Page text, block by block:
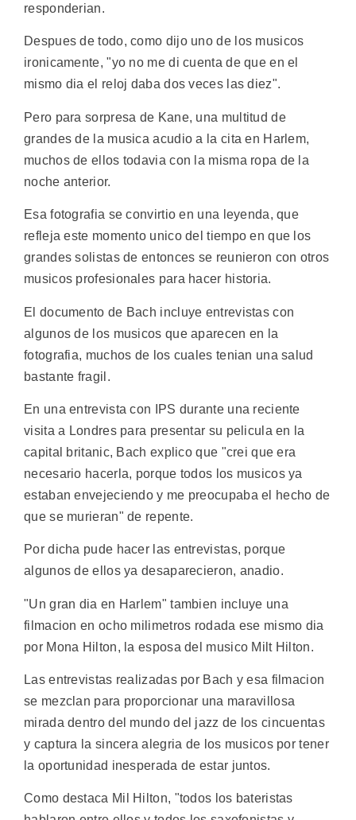
responderian.
Despues de todo, como dijo uno de los musicos
ironicamente, "yo no me di cuenta de que en el
mismo dia el reloj daba dos veces las diez".
Pero para sorpresa de Kane, una multitud de
grandes de la musica acudio a la cita en Harlem,
muchos de ellos todavia con la misma ropa de la
noche anterior.
Esa fotografia se convirtio en una leyenda, que
refleja este momento unico del tiempo en que los
grandes solistas de entonces se reunieron con otros
musicos profesionales para hacer historia.
El documento de Bach incluye entrevistas con
algunos de los musicos que aparecen en la
fotografia, muchos de los cuales tenian una salud
bastante fragil.
En una entrevista con IPS durante una reciente
visita a Londres para presentar su pelicula en la
capital britanic, Bach explico que "crei que era
necesario hacerla, porque todos los musicos ya
estaban envejeciendo y me preocupaba el hecho de
que se murieran" de repente.
Por dicha pude hacer las entrevistas, porque
algunos de ellos ya desaparecieron, anadio.
"Un gran dia en Harlem" tambien incluye una
filmacion en ocho milimetros rodada ese mismo dia
por Mona Hilton, la esposa del musico Milt Hilton.
Las entrevistas realizadas por Bach y esa filmacion
se mezclan para proporcionar una maravillosa
mirada dentro del mundo del jazz de los cincuentas
y captura la sincera alegria de los musicos por tener
la oportunidad inesperada de estar juntos.
Como destaca Mil Hilton, "todos los bateristas